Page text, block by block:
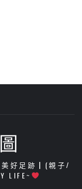
美好足跡┃(親子/
LIFE~